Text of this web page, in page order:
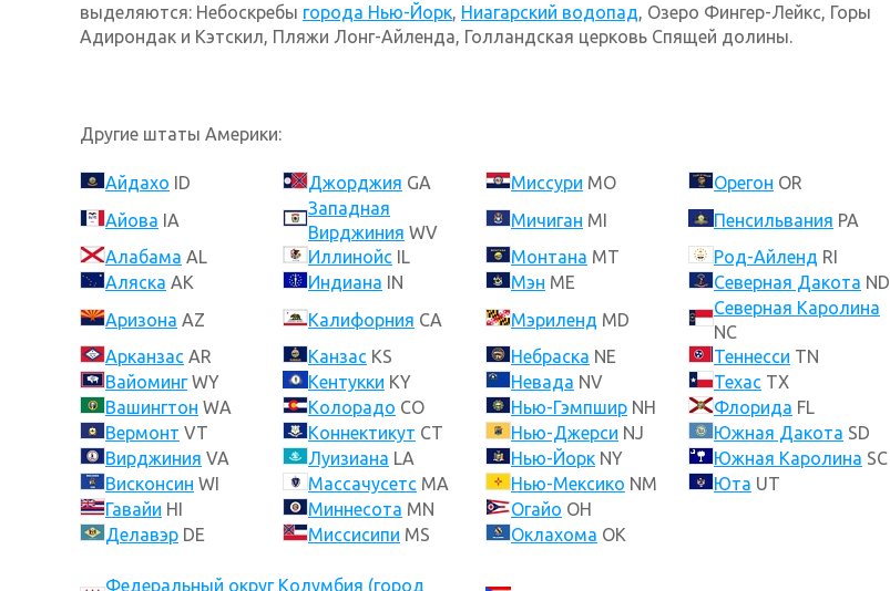
выделяются: Небоскребы города Нью-Йорк, Ниагарский водопад, Озеро Фингер-Лейкс, Горы
Адирондак и Кэтскил, Пляжи Лонг-Айленда, Голландская церковь Спящей долины.
Другие штаты Америки:
Айдахо ID Джорджия GA Миссури MO Орегон OR
Айова IA
Западная
Вирджиния WV
Мичиган MI Пенсильвания PA
Алабама AL Иллинойс IL Монтана MT Род-Айленд RI
Аляска AK Индиана IN Мэн ME Северная Дакота ND
Аризона AZ Калифорния CA Мэриленд MD
Северная Каролина
NC
Арканзас AR Канзас KS Небраска NE Теннесси TN
Вайоминг WY Кентукки KY Невада NV Техас TX
Вашингтон WA Колорадо CO Нью-Гэмпшир NH Флорида FL
Вермонт VT Коннектикут CT Нью-Джерси NJ Южная Дакота SD
Вирджиния VA Луизиана LA Нью-Йорк NY Южная Каролина SC
Висконсин WI Массачусетс MA Нью-Мексико NM Юта UT
Гавайи HI Миннесота MN Огайо OH
Делавэр DE Миссисипи MS Оклахома OK
Федеральный округ Колумбия (город